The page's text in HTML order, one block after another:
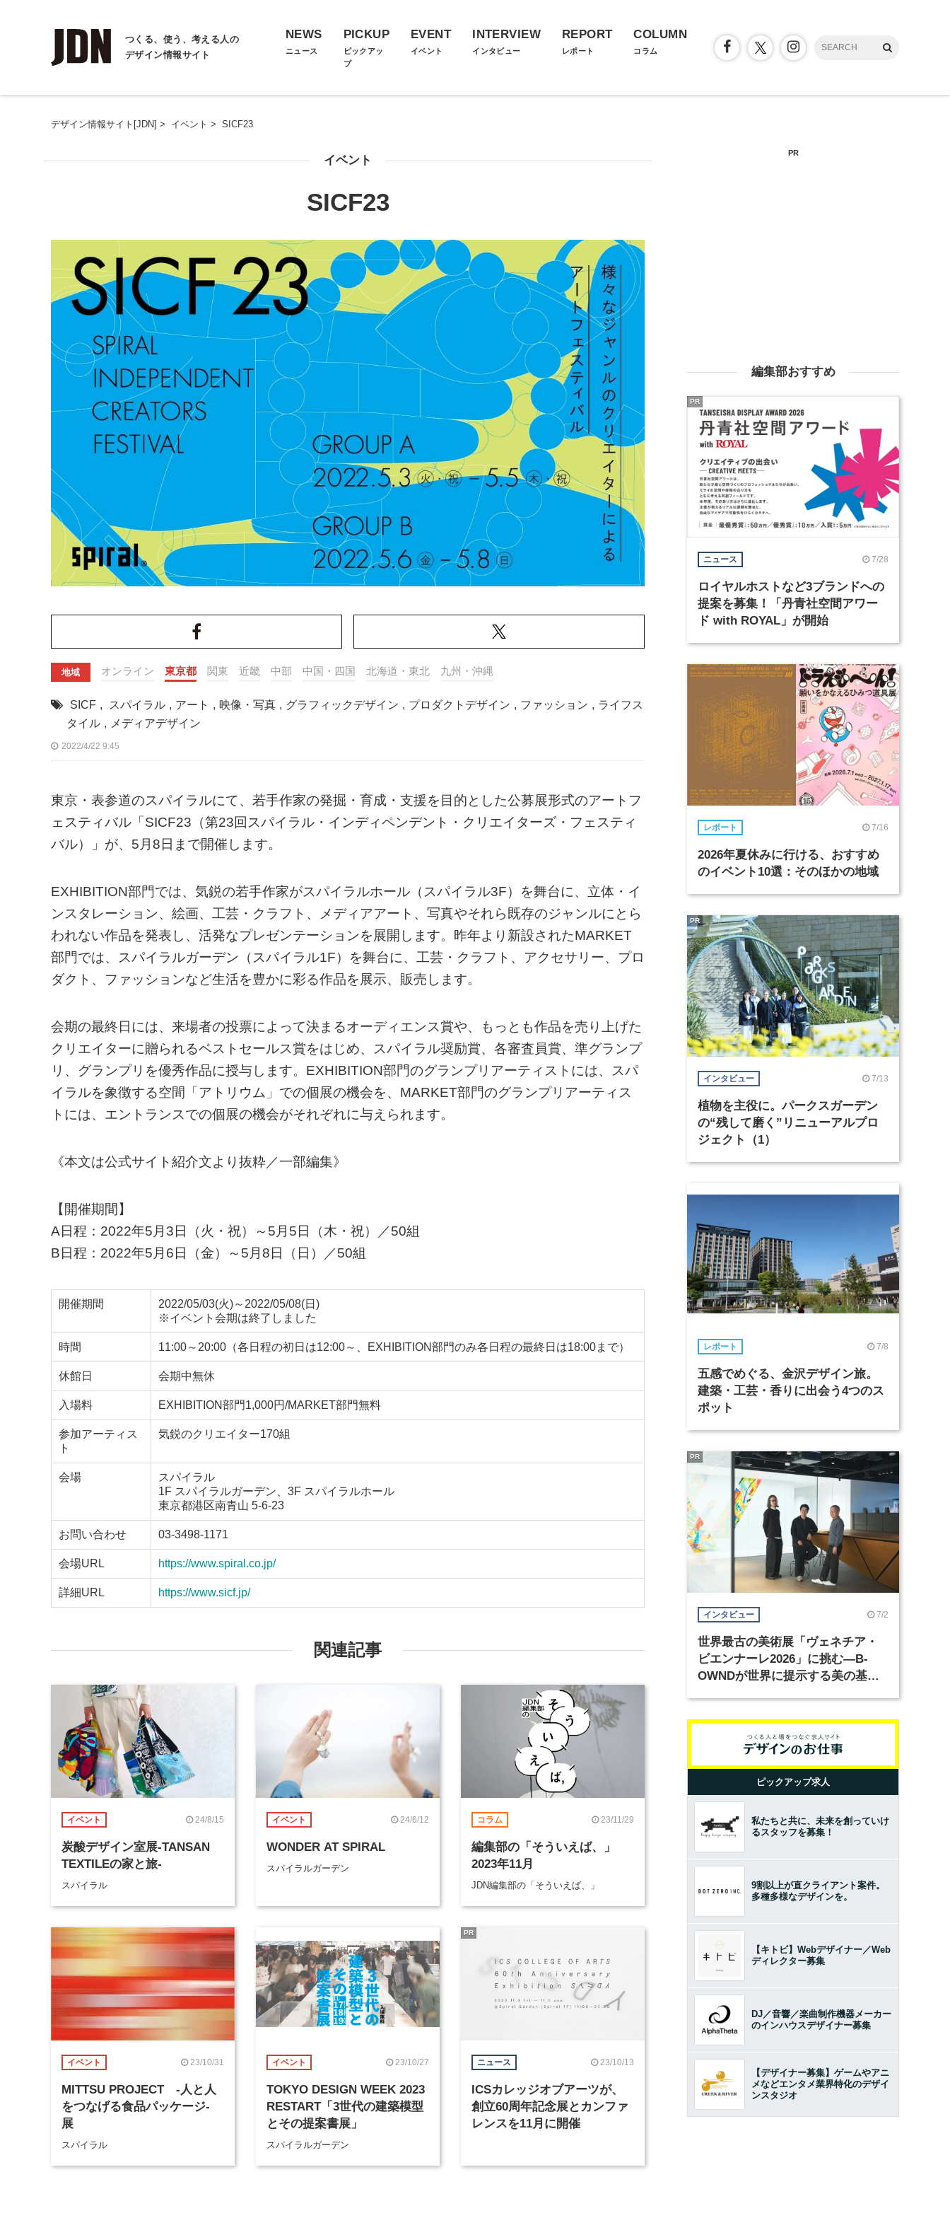
つくる、使う、考える人の
デザイン情報サイト
NEWS
ニュース
PICKUP
ピックアッ
プ
EVENT
イベント
INTERVIEW
インタビュー
REPORT
レポート
COLUMN
コラム
デザイン情報サイト[JDN] > イベント > SICF23
イベント
SICF23
地域 オンライン 東京都 関東 近畿 中部 中国・四国 北海道・東北 九州・沖縄
SICF , スパイラル , アート , 映像・写真 , グラフィックデザイン , プロダクトデザイン , ファッション , ライフス
タイル , メディアデザイン
2022/4/22 9:45
東京・表参道のスパイラルにて、若手作家の発掘・育成・支援を目的とした公募展形式のアートフ
ェスティバル「SICF23（第23回スパイラル・インディペンデント・クリエイターズ・フェスティ
バル）」が、5月8日まで開催します。
EXHIBITION部門では、気鋭の若手作家がスパイラルホール（スパイラル3F）を舞台に、立体・イ
ンスタレーション、絵画、工芸・クラフト、メディアアート、写真やそれら既存のジャンルにとら
われない作品を発表し、活発なプレゼンテーションを展開します。昨年より新設されたMARKET
部門では、スパイラルガーデン（スパイラル1F）を舞台に、工芸・クラフト、アクセサリー、プロ
ダクト、ファッションなど生活を豊かに彩る作品を展示、販売します。
会期の最終日には、来場者の投票によって決まるオーディエンス賞や、もっとも作品を売り上げた
クリエイターに贈られるベストセールス賞をはじめ、スパイラル奨励賞、各審査員賞、準グランプ
リ、グランプリを優秀作品に授与します。EXHIBITION部門のグランプリアーティストには、スパ
イラルを象徴する空間「アトリウム」での個展の機会を、MARKET部門のグランプリアーティス
トには、エントランスでの個展の機会がそれぞれに与えられます。
《本文は公式サイト紹介文より抜粋／一部編集》
【開催期間】
A日程：2022年5月3日（火・祝）～5月5日（木・祝）／50組
B日程：2022年5月6日（金）～5月8日（日）／50組
開催期間
2022/05/03(火)～2022/05/08(日)
※イベント会期は終了しました
時間 11:00～20:00（各日程の初日は12:00～、EXHIBITION部門のみ各日程の最終日は18:00まで）
休館日 会期中無休
入場料 EXHIBITION部門1,000円/MARKET部門無料
参加アーティス
ト
気鋭のクリエイター170組
会場
スパイラル
1F スパイラルガーデン、3F スパイラルホール
東京都港区南青山 5-6-23
お問い合わせ 03-3498-1171
会場URL https://www.spiral.co.jp/
詳細URL https://www.sicf.jp/
関連記事
イベント 24/8/15
炭酸デザイン室展-TANSAN
TEXTILEの家と旅-
スパイラル
イベント 24/6/12
WONDER AT SPIRAL
スパイラルガーデン
コラム 23/11/29
編集部の「そういえば、」
2023年11月
JDN編集部の「そういえば、」
イベント 23/10/31
MITTSU PROJECT -人と人
をつなげる食品パッケージ-
展
スパイラル
イベント 23/10/27
TOKYO DESIGN WEEK 2023
RESTART「3世代の建築模型
とその提案書展」
スパイラルガーデン
ニュース 23/10/13
ICSカレッジオブアーツが、
創立60周年記念展とカンファ
レンスを11月に開催
PR
PR
編集部おすすめ
ニュース 7/28
ロイヤルホストなど3ブランドへの
提案を募集！「丹青社空間アワー
ド with ROYAL」が開始
PR
レポート 7/16
2026年夏休みに行ける、おすすめ
のイベント10選：そのほかの地域
インタビュー 7/13
植物を主役に。パークスガーデン
の“残して磨く”リニューアルプロ
ジェクト（1）
PR
レポート 7/8
五感でめぐる、金沢デザイン旅。
建築・工芸・香りに出会う4つのス
ポット
インタビュー 7/2
世界最古の美術展「ヴェネチア・
ビエンナーレ2026」に挑む―B-
OWNDが世界に提示する美の基準
PR
ピックアップ求人
私たちと共に、未来を創っていけ
るスタッフを募集！
9割以上が直クライアント案件。
多種多様なデザインを。
【キトビ】Webデザイナー／Web
ディレクター募集
DJ／音響／楽曲制作機器メーカー
のインハウスデザイナー募集
【デザイナー募集】ゲームやアニ
メなどエンタメ業界特化のデザイ
ンスタジオ